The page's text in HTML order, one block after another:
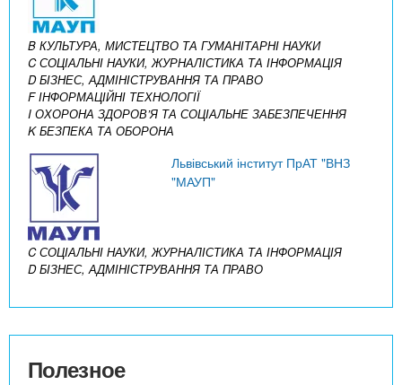
B КУЛЬТУРА, МИСТЕЦТВО ТА ГУМАНІТАРНІ НАУКИ
C СОЦІАЛЬНІ НАУКИ, ЖУРНАЛІСТИКА ТА ІНФОРМАЦІЯ
D БІЗНЕС, АДМІНІСТРУВАННЯ ТА ПРАВО
F ІНФОРМАЦІЙНІ ТЕХНОЛОГІЇ
I ОХОРОНА ЗДОРОВ’Я ТА СОЦІАЛЬНЕ ЗАБЕЗПЕЧЕННЯ
K БЕЗПЕКА ТА ОБОРОНА
Львівський інститут ПрАТ "ВНЗ
"МАУП"
C СОЦІАЛЬНІ НАУКИ, ЖУРНАЛІСТИКА ТА ІНФОРМАЦІЯ
D БІЗНЕС, АДМІНІСТРУВАННЯ ТА ПРАВО
Полезное